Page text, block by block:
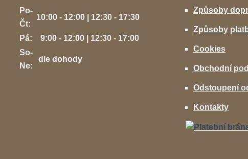
Po-
Čt:
10:00 - 12:00 | 12:30 - 17:30
Pá:
9:00 - 12:00 | 12:30 - 17:00
So-
Ne:
dle dohody
Způsoby
Způsoby
Cookies
Obchodní
Odstoupení
Kontakty